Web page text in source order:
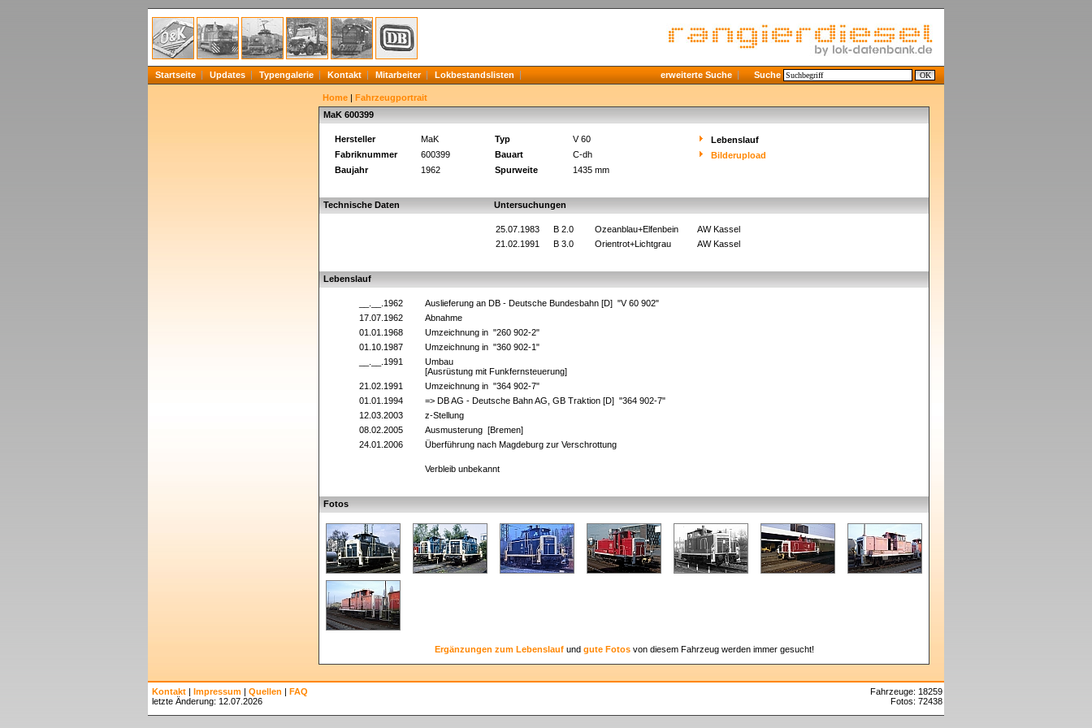
Startseite Updates Typengalerie Kontakt Mitarbeiter Lokbestandslisten erweiterte Suche Suche
Home | Fahrzeugportrait
MaK 600399
Hersteller MaK Typ V 60
Lebenslauf
Fabriknummer
600399 Bauart C-dh
Bilderupload
Baujahr
1962 Spurweite 1435 mm
Technische Daten Untersuchungen
25.07.1983 B 2.0 Ozeanblau+Elfenbein
AW Kassel
21.02.1991
B 3.0 Orientrot+Lichtgrau AW Kassel
Lebenslauf
__.__.1962
Auslieferung an DB - Deutsche Bundesbahn [D] "V 60 902"
17.07.1962
Abnahme
01.01.1968
Umzeichnung in "260 902-2"
01.10.1987
Umzeichnung in "360 902-1"
__.__.1991
Umbau
[Ausrüstung mit Funkfernsteuerung]
21.02.1991
Umzeichnung in "364 902-7"
01.01.1994
=> DB AG - Deutsche Bahn AG, GB Traktion [D] "364 902-7"
12.03.2003
z-Stellung
08.02.2005
Ausmusterung [Bremen]
24.01.2006
Überführung nach Magdeburg zur Verschrottung
Verbleib unbekannt
Fotos
Ergänzungen zum Lebenslaufund gute Fotosvon diesem Fahrzeug werden immer gesucht!
Kontakt | Impressum | Quellen | FAQ
letzte Änderung: 12.07.2026
Fahrzeuge: 18259
Fotos: 72438